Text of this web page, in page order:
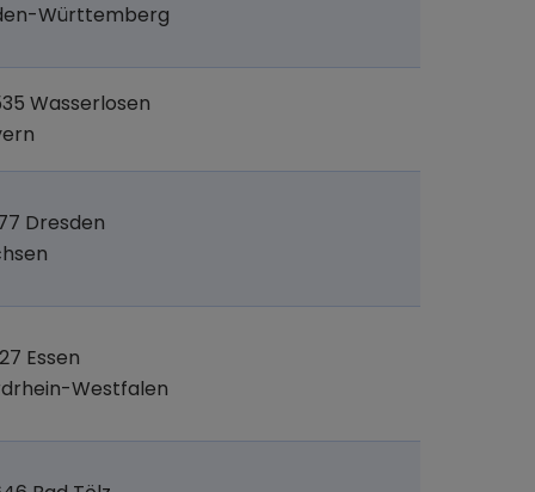
Württemberg
Wasserlosen
Dresden
Essen
Westfalen